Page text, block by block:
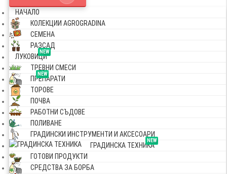
НАЧАЛО
КОЛЕКЦИИ AGROGRADINA
СЕМЕНА
РАЗСАД
NEW
ЛУКОВИЦИ
ТРЕВНИ СМЕСИ
NEW
ПРЕПАРАТИ
ТОРОВЕ
ПОЧВА
РАБОТНИ СЪДОВЕ
ПОЛИВАНЕ
ГРАДИНСКИ ИНСТРУМЕНТИ И АКСЕСОАРИ
NEW
ГРАДИНСКА ТЕХНИКА
ГОТОВИ ПРОДУКТИ
СРЕДСТВА ЗА БОРБА